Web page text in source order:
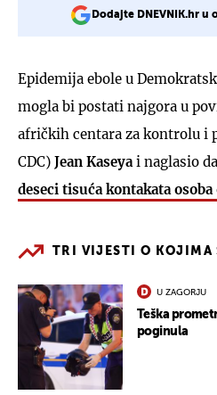
Dodajte DNEVNIK.hr
Epidemija ebole u
mogla bi postati najgora u
afričkih centara za kontrolu i
CDC) Jean Kaseya i naglasio
deseci tisuća kontakata
TRI VIJESTI O KOJIMA
U ZAGORJU
Teška
poginula